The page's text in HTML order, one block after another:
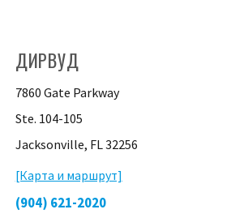
ДИРВУД
7860 Gate Parkway
Ste. 104-105
Jacksonville, FL 32256
[Карта и маршрут]
(904) 621-2020